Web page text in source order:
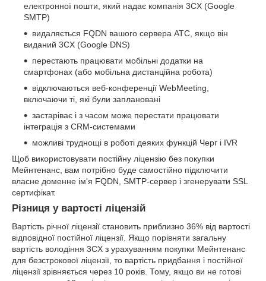
електронної пошти, який надає компанія 3CX (Google
SMTP)
видаляється FQDN вашого сервера АТС, якщо він
виданий 3CX (Google DNS)
перестають працювати мобільні додатки на
смартфонах (або мобільна дистанційна робота)
відключаються веб-конференції WebMeeting,
включаючи ті, які були заплановані
застаріває і з часом може перестати працювати
інтеграція з CRM-системами
можливі труднощі в роботі деяких функцій Черг і IVR
Щоб використовувати постійну ліцензію без покупки
Мейнтенанс, вам потрібно буде самостійно підключити
власне доменне ім'я FQDN, SMTP-сервер і згенерувати SSL
сертифікат.
Різниця у вартості ліцензій
Вартість річної ліцензії становить приблизно 36% від вартості
відповідної постійної ліцензії. Якщо порівняти загальну
вартість володіння 3CX з урахуванням покупки Мейнтенанс
для безстрокової ліцензії, то вартість придбання і постійної
ліцензії зрівняється через 10 років. Тому, якщо ви не готові